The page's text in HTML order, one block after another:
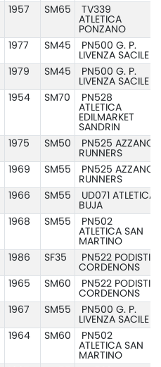
1957 SM65
TV339
ATLETICA
PONZANO
1977 SM45
PN500 G. P.
LIVENZA SACILE
1979 SM45
PN500 G. P.
LIVENZA SACILE
1954 SM70
PN528
ATLETICA
EDILMARKET
SANDRIN
1975 SM50
PN525 AZZANO
RUNNERS
1969 SM55
PN525 AZZANO
RUNNERS
1966 SM55
UD071 ATLETICA
BUJA
1968 SM55
PN502
ATLETICA SAN
MARTINO
1986 SF35
PN522 PODISTI
CORDENONS
1965 SM60
PN522 PODISTI
CORDENONS
1967 SM55
PN500 G. P.
LIVENZA SACILE
1964 SM60
PN502
ATLETICA SAN
MARTINO